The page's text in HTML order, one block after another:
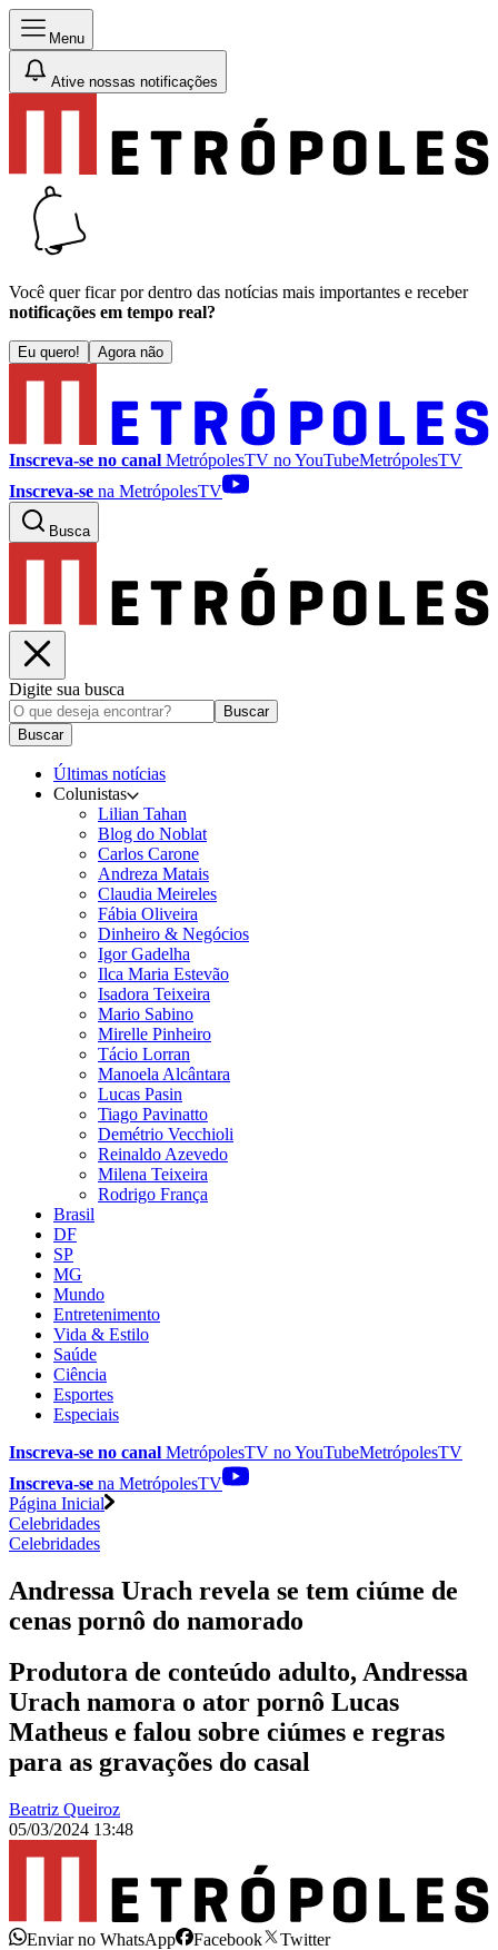
Menu
Ative nossas notificações
Você quer ficar por dentro das notícias mais importantes e receber
notificações em tempo real?
Eu quero! Agora não
Inscreva-se no canal MetrópolesTV noYouTubeMetrópolesTV
Inscreva-se na MetrópolesTV
Busca
Digite sua busca
Buscar
Buscar
Últimas notícias
Colunistas
Lilian Tahan
Blog do Noblat
Carlos Carone
Andreza Matais
Claudia Meireles
Fábia Oliveira
Dinheiro & Negócios
Igor Gadelha
Ilca Maria Estevão
Isadora Teixeira
Mario Sabino
Mirelle Pinheiro
Tácio Lorran
Manoela Alcântara
Lucas Pasin
Tiago Pavinatto
Demétrio Vecchioli
Reinaldo Azevedo
Milena Teixeira
Rodrigo França
Brasil
DF
SP
MG
Mundo
Entretenimento
Vida & Estilo
Saúde
Ciência
Esportes
Especiais
Inscreva-se no canal MetrópolesTV noYouTubeMetrópolesTV
Inscreva-se na MetrópolesTV
Página Inicial
Celebridades
Celebridades
Andressa Urach revela se tem ciúme de
cenas pornô do namorado
Produtora de conteúdo adulto, Andressa
Urach namora o ator pornô Lucas
Matheus e falou sobre ciúmes e regras
para as gravações do casal
Beatriz Queiroz
05/03/2024 13:48
Enviar no WhatsApp Facebook
Twitter